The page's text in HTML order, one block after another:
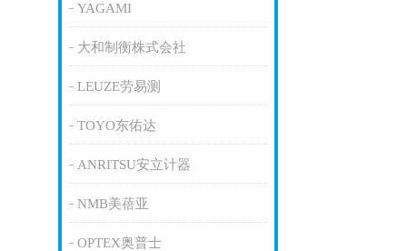
YAGAMI
大和制衡株式会社
LEUZE劳易测
TOYO东佑达
ANRITSU安立计器
NMB美蓓亚
OPTEX奥普士